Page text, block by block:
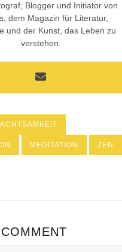
Blogger und Initiator von
dem Magazin für Literatur,
und der Kunst, das Leben zu
verstehen.
ACHTSAMKEIT
MEDITATION ZEN